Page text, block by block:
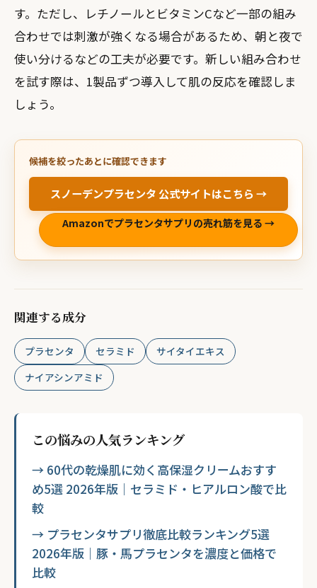
す。ただし、レチノールとビタミンCなど一部の組み
合わせでは刺激が強くなる場合があるため、朝と夜で
使い分けるなどの工夫が必要です。新しい組み合わせ
を試す際は、1製品ずつ導入して肌の反応を確認しま
しょう。
候補を絞ったあとに確認できます
スノーデンプラセンタ 公式サイトはこちら →
Amazonでプラセンタサプリの売れ筋を見る →
関連する成分
プラセンタ セラミド
サイタイエキス
ナイアシンアミド
この悩みの人気ランキング
→ 60代の乾燥肌に効く高保湿クリームおすす
め5選 2026年版｜セラミド・ヒアルロン酸で比
較
→ プラセンタサプリ徹底比較ランキング5選
2026年版｜豚・馬プラセンタを濃度と価格で
比較